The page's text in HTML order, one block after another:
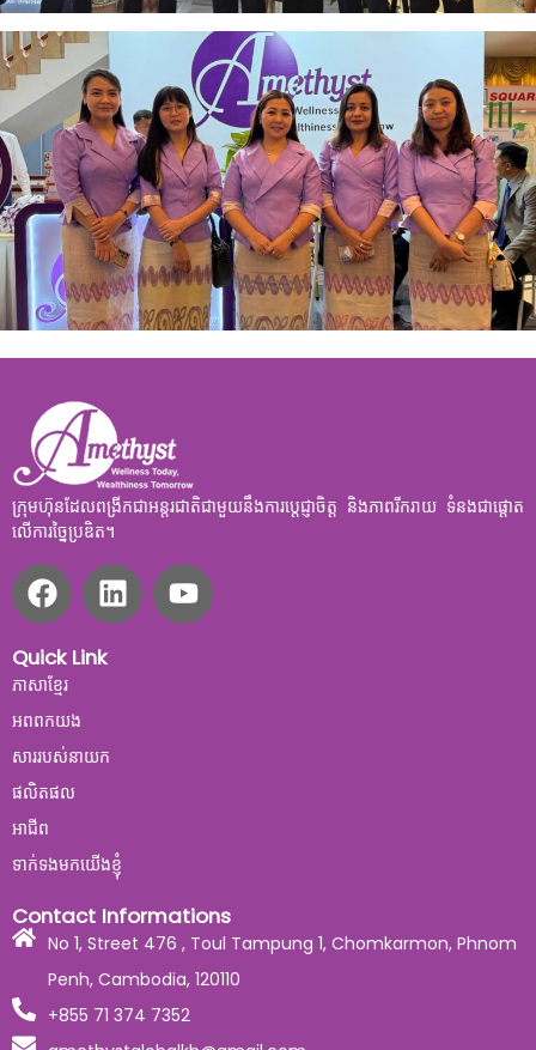
ក្រុមហ៊ុនដែលពង្រីកជាអន្តរជាតិជាមួយនឹងការប្តេជ្ញាចិត្ត និងភាពរីករាយ ទំនងជាផ្តោត
លើការច្នៃប្រឌិត។
Quick Link
ភាសាខ្មែរ
អពពកយង
សាររបស់នាយក
ផលិតផល
អាជីព
ទាក់ទងមកយើងខ្ញុំ
Contact Informations
No 1, Street 476 , Toul Tampung 1, Chomkarmon, Phnom
Penh, Cambodia, 120110
+855 71 374 7352